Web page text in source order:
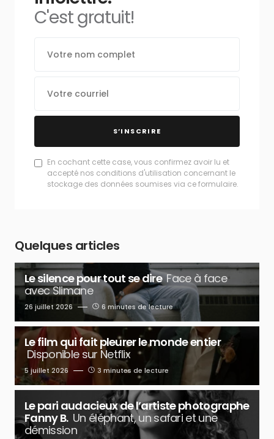
C'est gratuit!
S’INSCRIRE
En cochant cette case, vous confirmez avoir lu et
accepté nos conditions d'utilisation concernant le
stockage des données soumises via ce formulaire.
Quelques articles
Le silence pour tout se dire Face à face
avec Slimane
26 juillet 2026 6 minutes de lecture
Le film qui fait pleurer le monde entier
Disponible sur Netflix
5 juillet 2026 3 minutes de lecture
Le pari audacieux de l’artiste photographe
Fanny B. Un éléphant, un safari et une
démission